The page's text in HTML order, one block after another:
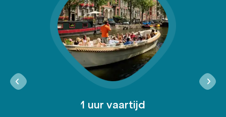
1 uur vaartijd